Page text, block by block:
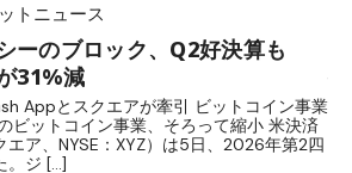
トニュース
ーのブロック、Q2好決算も
31%減
Appとスクエアが牽引 ビットコイン事業
ビットコイン事業、そろって縮小 米決済
エア、NYSE：XYZ）は5日、2026年第2四
。ジ […]